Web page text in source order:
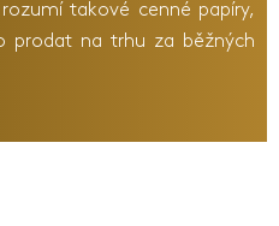
takové cenné papíry,
prodat na trhu za běžných